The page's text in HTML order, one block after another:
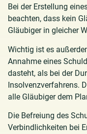
Bei der Erstellung
beachten, dass kein
Gläubiger in gleicher
Wichtig ist es
Annahme eines
dasteht, als bei der
Insolvenzverfahrens.
alle Gläubiger dem
Die Befreiung des
Verbindlichkeiten bei